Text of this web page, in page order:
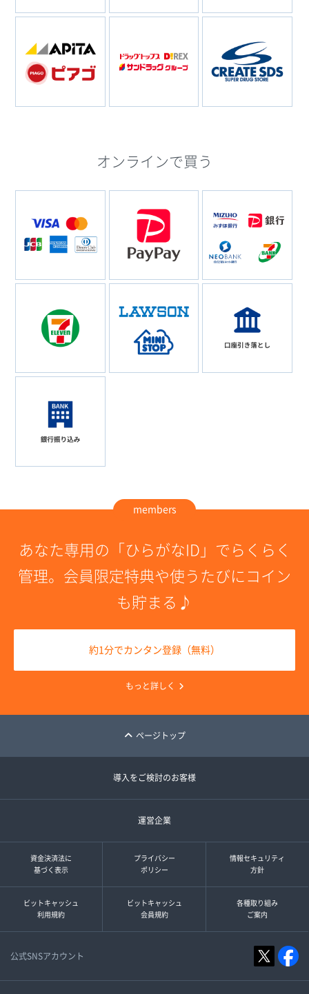
オンラインで買う
members
あなた専用の「ひらがなID」でらくらく
管理。 会員限定特典や使うたびにコイン
も貯まる♪
約1分でカンタン登録（無料）
もっと詳しく
ページトップ
導入をご検討のお客様
運営企業
資金決済法に
基づく表示
プライバシー
ポリシー
情報セキュリティ
方針
ビットキャッシュ
利用規約
ビットキャッシュ
会員規約
各種取り組み
ご案内
公式SNSアカウント